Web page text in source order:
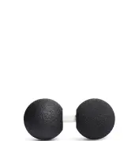
Duoflex 12
CHF 39.90